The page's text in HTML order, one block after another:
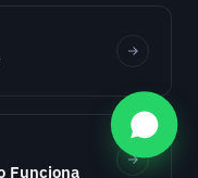
Funciona